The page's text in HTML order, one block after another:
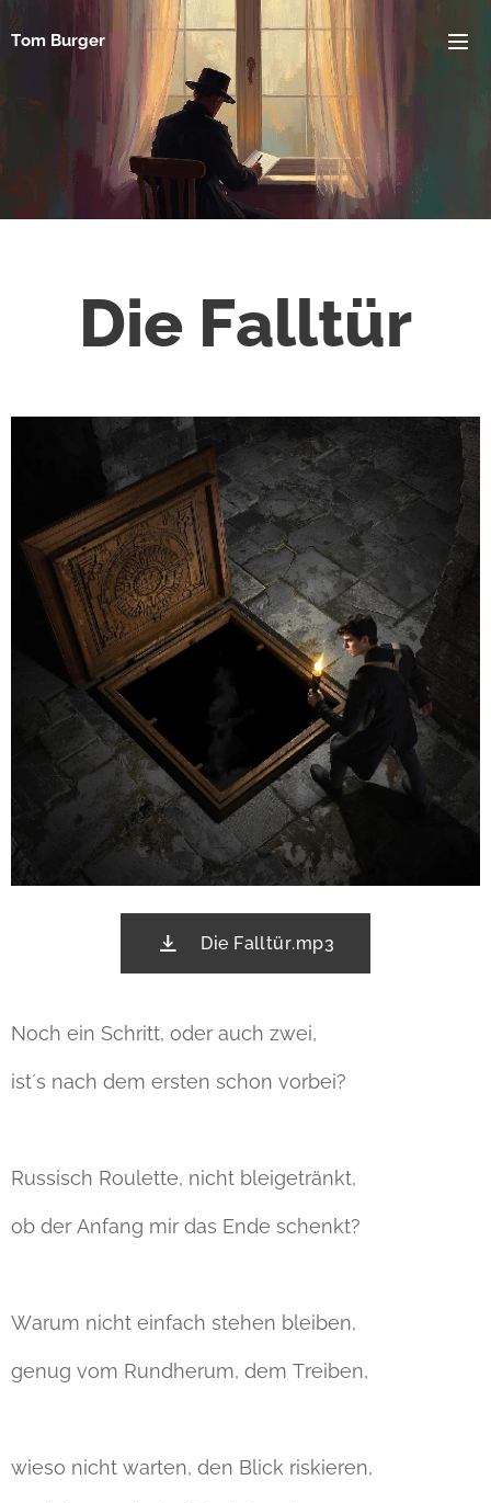
Tom Burger
Die Falltür
Die Falltür.mp3
Noch ein Schritt, oder auch zwei,
ist´s nach dem ersten schon vorbei?
Russisch Roulette, nicht bleigetränkt,
ob der Anfang mir das Ende schenkt?
Warum nicht einfach stehen bleiben,
genug vom Rundherum, dem Treiben,
wieso nicht warten, den Blick riskieren,